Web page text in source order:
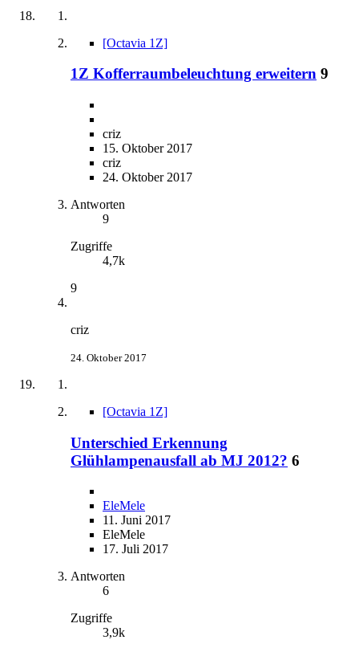
[Octavia 1Z]
1Z Kofferraumbeleuchtung erweitern 9
criz
15. Oktober 2017
criz
24. Oktober 2017
Antworten
9
Zugriffe
4,7k
9
criz
24. Oktober 2017
[Octavia 1Z]
Unterschied Erkennung
Glühlampenausfall ab MJ 2012? 6
EleMele
11. Juni 2017
EleMele
17. Juli 2017
Antworten
6
Zugriffe
3,9k